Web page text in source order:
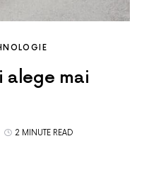
alege mai
2 MINUTE READ